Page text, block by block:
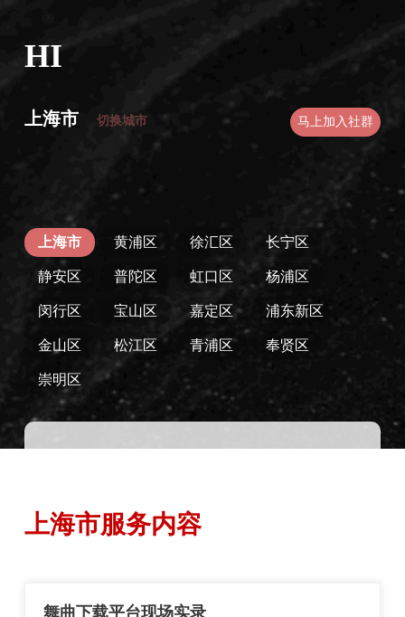
HI
上海市 切换城市 马上加入社群
上海市 黄浦区 徐汇区 长宁区
静安区 普陀区 虹口区 杨浦区
闵行区 宝山区 嘉定区 浦东新区
金山区 松江区 青浦区 奉贤区
崇明区
上海市服务内容
舞曲下载平台现场实录